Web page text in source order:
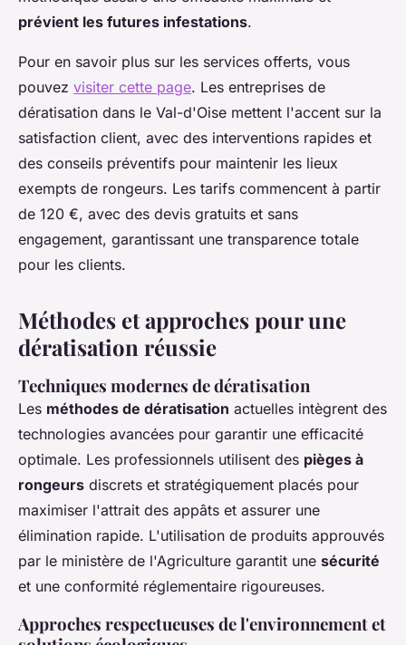
prévient les futures infestations.
Pour en savoir plus sur les services offerts, vous
pouvez visiter cette page. Les entreprises de
dératisation dans le Val-d'Oise mettent l'accent sur la
satisfaction client, avec des interventions rapides et
des conseils préventifs pour maintenir les lieux
exempts de rongeurs. Les tarifs commencent à partir
de 120 €, avec des devis gratuits et sans
engagement, garantissant une transparence totale
pour les clients.
Méthodes et approches pour une
dératisation réussie
Techniques modernes de dératisation
Les méthodes de dératisation actuelles intègrent des
technologies avancées pour garantir une efficacité
optimale. Les professionnels utilisent des pièges à
rongeurs discrets et stratégiquement placés pour
maximiser l'attrait des appâts et assurer une
élimination rapide. L'utilisation de produits approuvés
par le ministère de l'Agriculture garantit une sécurité
et une conformité réglementaire rigoureuses.
Approches respectueuses de l'environnement et